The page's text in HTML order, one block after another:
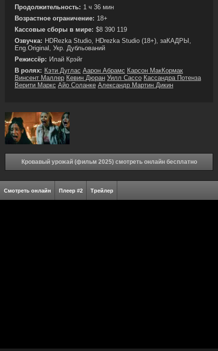
Продолжительность: 1 ч 36 мин
Возрастное ограничение: 18+
Кассовые сборы в мире: $8 390 119
Озвучка: HDRezka Studio, HDrezka Studio (18+), заКАДРЫ,
Eng.Original, Укр. Дубльований
Режиссёр: Илай Крэйг
В ролях: Кэти Дуглас Аарон Абрамс Карсон МакКормак
Винсент Маллер Кевин Дюран Уилл Сассо Кассандра Потенза
Верити Маркс Айо Соланке Александр Мартин Дикин
Кровавый урожай (фильм 2025) смотреть онлайн бесплатно
Смотреть онлайн Плеер #2 Трейлер